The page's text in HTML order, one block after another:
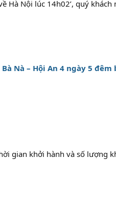
Hà Nội lúc 14h02’, quý
Nà – Hội An 4 ngày 5 đêm
gian khởi hành và số lượng